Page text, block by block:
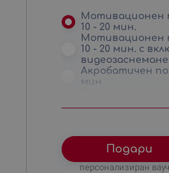
Мотивационен
10 - 20 мин.
Мотивационен
10 - 20 мин. с
видеозаснемане
Акробатичен
мин
Подари
персонализиран